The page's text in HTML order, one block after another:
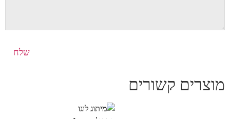
מוצרים קשורים